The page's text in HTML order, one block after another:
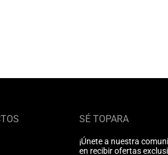
SÉ TOPARA
¡Únete a nuestra
en recibir ofertas